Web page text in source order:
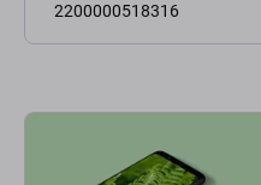
2200000518316